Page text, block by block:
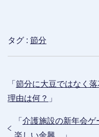
タグ : 節分
「 節分に大豆ではなく
理由は何？ 」
「 介護施設の新年会ゲ
楽しい余興。
」